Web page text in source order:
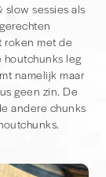
sessies als
roken met de
houtchunks leg
namelijk maar
geen zin. De
andere chunks